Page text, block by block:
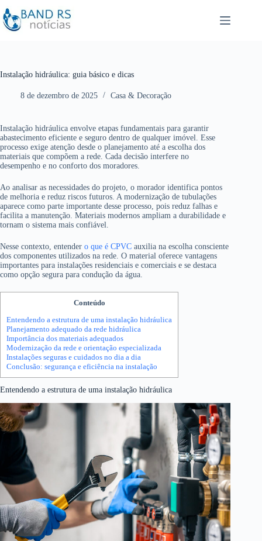
u
r
a
t
e
ú
d
o
Instalação hidráulica: guia básico e dicas
8 de dezembro de 2025 Casa & Decoração
Instalação hidráulica envolve etapas fundamentais para garantir
abastecimento eficiente e seguro dentro de qualquer imóvel. Esse
processo exige atenção desde o planejamento até a escolha dos
materiais que compõem a rede. Cada decisão interfere no
desempenho e no conforto dos moradores.
Ao analisar as necessidades do projeto, o morador identifica pontos
de melhoria e reduz riscos futuros. A modernização de tubulações
aparece como parte importante desse processo, pois reduz falhas e
facilita a manutenção. Materiais modernos ampliam a durabilidade e
tornam o sistema mais confiável.
Nesse contexto, entender o que é CPVC auxilia na escolha consciente
dos componentes utilizados na rede. O material oferece vantagens
importantes para instalações residenciais e comerciais e se destaca
como opção segura para condução da água.
Conteúdo
Entendendo a estrutura de uma instalação hidráulica
Planejamento adequado da rede hidráulica
Importância dos materiais adequados
Modernização da rede e orientação especializada
Instalações seguras e cuidados no dia a dia
Conclusão: segurança e eficiência na instalação
Entendendo a estrutura de uma instalação hidráulica